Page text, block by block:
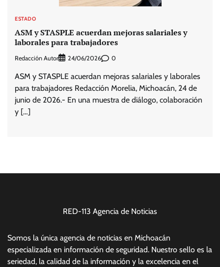
ESTADO
ASM y STASPLE acuerdan mejoras salariales y
laborales para trabajadores
Redacción Autor 24/06/2026 0
ASM y STASPLE acuerdan mejoras salariales y laborales
para trabajadores Redacción Morelia, Michoacán, 24 de
junio de 2026.- En una muestra de diálogo, colaboración
y […]
RED-113 Agencia de Noticias
Somos la única agencia de noticias en Michoacán
especializada en información de seguridad. Nuestro sello es la
seriedad, la calidad de la información y la excelencia en el